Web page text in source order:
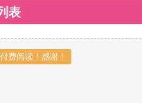
表
费阅读！感谢！